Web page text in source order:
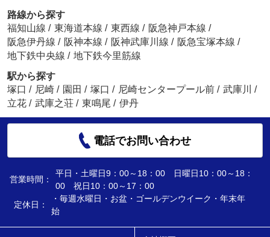
路線から探す
福知山線 / 東海道本線 / 東西線 / 阪急神戸本線 /
阪急伊丹線 / 阪神本線 / 阪神武庫川線 / 阪急宝塚本線 /
地下鉄中央線 / 地下鉄今里筋線
駅から探す
塚口 / 尼崎 / 園田 / 塚口 / 尼崎センタープール前 / 武庫川
/
立花 / 武庫之荘 / 東鳴尾 / 伊丹
電話でお問い合わせ
営業時間：
平日・土曜日9：00～18：00 日曜日10：00～18：
00 祝日10：00～17：00
定休日：
・毎週水曜日・お盆・ゴールデンウイーク・年末年
始